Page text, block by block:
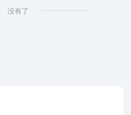
没有了